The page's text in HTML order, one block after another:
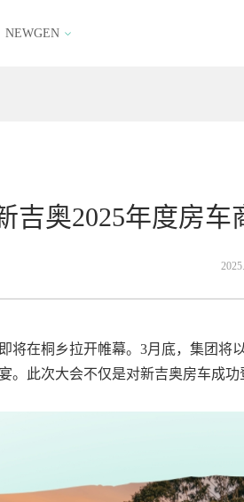
NEWGEN
吉奥2025年度房
将在桐乡拉开帷幕。3月底，集团将
。此次大会不仅是对新吉奥房车成